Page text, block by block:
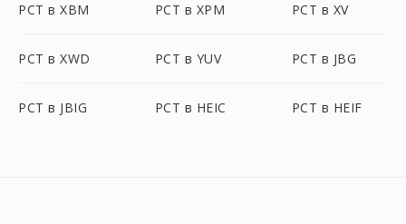
PCT в XBM PCT в XPM PCT в XV
PCT в XWD PCT в YUV PCT в JBG
PCT в JBIG PCT в HEIC PCT в HEIF